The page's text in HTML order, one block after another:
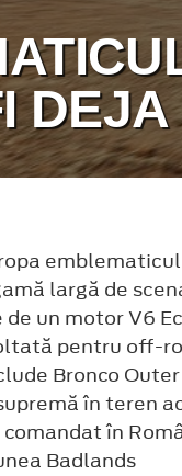
largă de
un motor V6
pentru off-
Bronco
în teren
în
Badlands